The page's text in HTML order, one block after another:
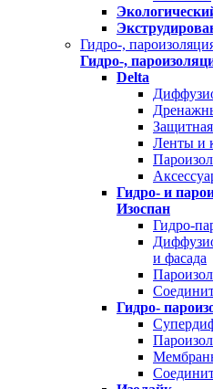
Гидро-,
Гидро-,
Delta
Ленты и
Гидро- и
Изоспан
Гидро-
и фасада
Гидро-